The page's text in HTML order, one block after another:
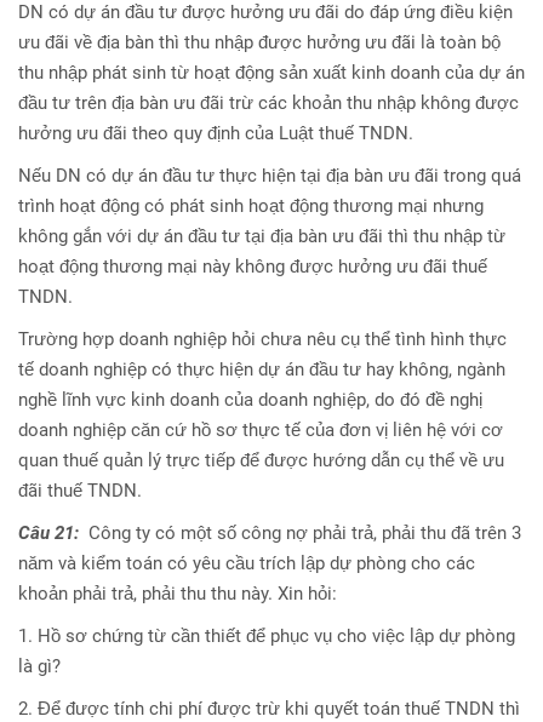
DN có dự án đầu tư được hưởng ưu đãi do đáp ứng điều kiện
ưu đãi về địa bàn thì thu nhập được hưởng ưu đãi là toàn bộ
thu nhập phát sinh từ hoạt động sản xuất kinh doanh của dự án
đầu tư trên địa bàn ưu đãi trừ các khoản thu nhập không được
hưởng ưu đãi theo quy định của Luật thuế TNDN.
Nếu DN có dự án đầu tư thực hiện tại địa bàn ưu đãi trong quá
trình hoạt động có phát sinh hoạt động thương mại nhưng
không gắn với dự án đầu tư tại địa bàn ưu đãi thì thu nhập từ
hoạt động thương mại này không được hưởng ưu đãi thuế
TNDN.
Trường hợp doanh nghiệp hỏi chưa nêu cụ thể tình hình thực
tế doanh nghiệp có thực hiện dự án đầu tư hay không, ngành
nghề lĩnh vực kinh doanh của doanh nghiệp, do đó đề nghị
doanh nghiệp căn cứ hồ sơ thực tế của đơn vị liên hệ với cơ
quan thuế quản lý trực tiếp để được hướng dẫn cụ thể về ưu
đãi thuế TNDN.
Câu 21: Công ty có một số công nợ phải trả, phải thu đã trên 3
năm và kiểm toán có yêu cầu trích lập dự phòng cho các
khoản phải trả, phải thu thu này. Xin hỏi:
1. Hồ sơ chứng từ cần thiết để phục vụ cho việc lập dự phòng
là gì?
2. Để được tính chi phí được trừ khi quyết toán thuế TNDN thì